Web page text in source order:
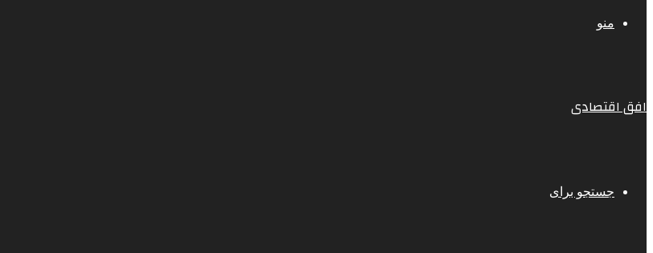
منو
افق اقتصادی
جستجو برای